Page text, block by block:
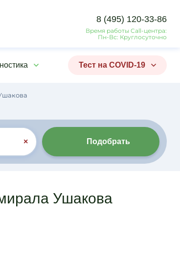
8 (495) 120-33-86
Время работы Call-центра:
Пн-Вс: Круглосуточно
Тест на COVID-19
× Подобрать
Ушакова